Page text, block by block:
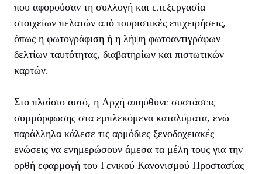
που αφορούσαν τη συλλογή και επεξεργασία
στοιχείων πελατών από τουριστικές επιχειρήσεις,
όπως η φωτογράφιση ή η λήψη φωτοαντιγράφων
δελτίων ταυτότητας, διαβατηρίων και πιστωτικών
καρτών.
Στο πλαίσιο αυτό, η Αρχή απηύθυνε συστάσεις
συμμόρφωσης στα εμπλεκόμενα καταλύματα, ενώ
παράλληλα κάλεσε τις αρμόδιες ξενοδοχειακές
ενώσεις να ενημερώσουν άμεσα τα μέλη τους για την
ορθή εφαρμογή του Γενικού Κανονισμού Προστασίας